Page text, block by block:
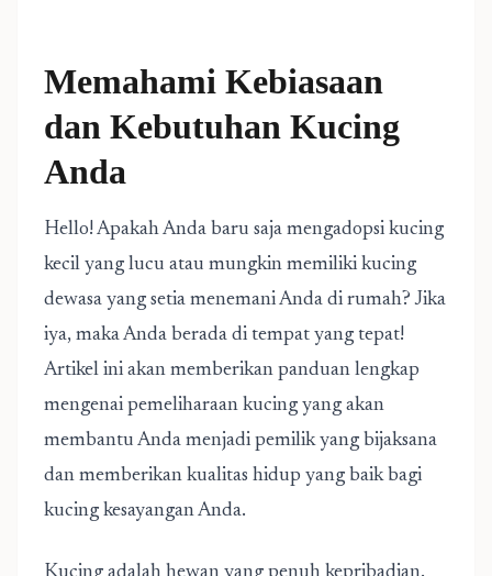
Memahami Kebiasaan
dan Kebutuhan Kucing
Anda
Hello! Apakah Anda baru saja mengadopsi kucing
kecil yang lucu atau mungkin memiliki kucing
dewasa yang setia menemani Anda di rumah? Jika
iya, maka Anda berada di tempat yang tepat!
Artikel ini akan memberikan panduan lengkap
mengenai pemeliharaan kucing yang akan
membantu Anda menjadi pemilik yang bijaksana
dan memberikan kualitas hidup yang baik bagi
kucing kesayangan Anda.